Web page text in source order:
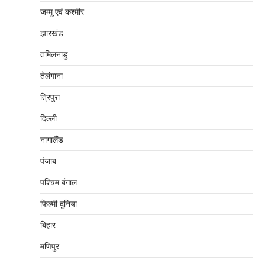
जम्‍मू एवं कश्‍मीर
झारखंड
तमिलनाडु
तेलंगाना
त्रिपुरा
दिल्‍ली
नागालैंड
पंजाब
पश्चिम बंगाल
फिल्मी दुनिया
बिहार
मणिपुर